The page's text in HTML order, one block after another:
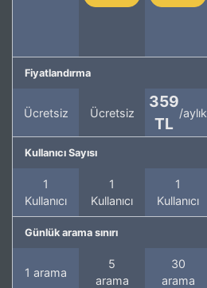
Fiyatlandırma
Ücretsiz Ücretsiz
359
TL
/aylık
Kullanıcı Sayısı
1
Kullanıcı
1
Kullanıcı
1
Kullanıcı
Günlük arama sınırı
1 arama
5
arama
30
arama